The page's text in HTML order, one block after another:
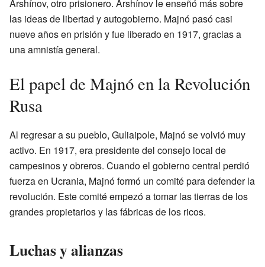
Arshínov, otro prisionero. Arshínov le enseñó más sobre
las ideas de libertad y autogobierno. Majnó pasó casi
nueve años en prisión y fue liberado en 1917, gracias a
una amnistía general.
El papel de Majnó en la Revolución
Rusa
Al regresar a su pueblo, Guliaipole, Majnó se volvió muy
activo. En 1917, era presidente del consejo local de
campesinos y obreros. Cuando el gobierno central perdió
fuerza en Ucrania, Majnó formó un comité para defender la
revolución. Este comité empezó a tomar las tierras de los
grandes propietarios y las fábricas de los ricos.
Luchas y alianzas